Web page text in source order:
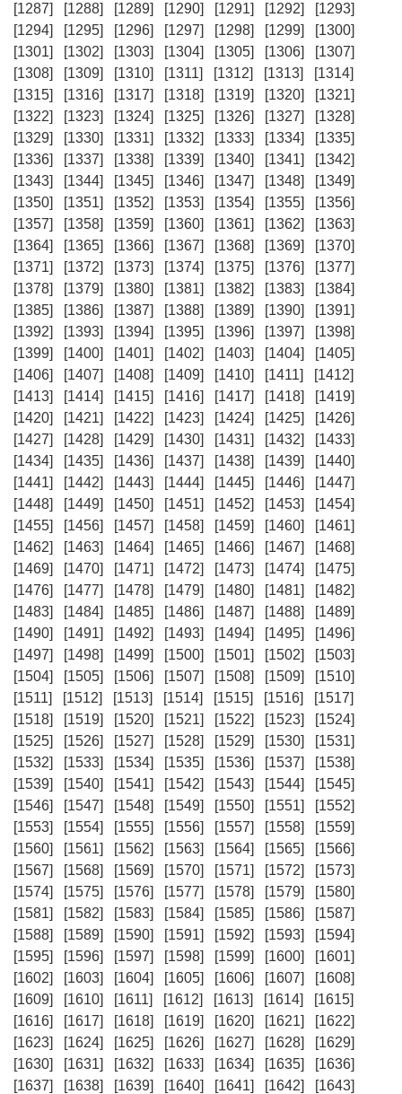
[1287]
[1288] [1289] [1290] [1291] [1292]
[1293]
[1294]
[1295] [1296] [1297] [1298] [1299]
[1300]
[1301]
[1302] [1303] [1304] [1305] [1306]
[1307]
[1308]
[1309] [1310] [1311] [1312] [1313]
[1314]
[1315]
[1316] [1317] [1318] [1319] [1320]
[1321]
[1322]
[1323] [1324] [1325] [1326] [1327]
[1328]
[1329]
[1330] [1331] [1332] [1333] [1334]
[1335]
[1336]
[1337] [1338] [1339] [1340] [1341]
[1342]
[1343]
[1344] [1345] [1346] [1347] [1348]
[1349]
[1350]
[1351] [1352] [1353] [1354] [1355]
[1356]
[1357]
[1358] [1359] [1360] [1361] [1362]
[1363]
[1364]
[1365] [1366] [1367] [1368] [1369]
[1370]
[1371]
[1372] [1373] [1374] [1375] [1376]
[1377]
[1378]
[1379] [1380] [1381] [1382] [1383]
[1384]
[1385]
[1386] [1387] [1388] [1389] [1390]
[1391]
[1392]
[1393] [1394] [1395] [1396] [1397]
[1398]
[1399]
[1400] [1401] [1402] [1403] [1404]
[1405]
[1406]
[1407] [1408] [1409] [1410] [1411]
[1412]
[1413]
[1414] [1415] [1416] [1417] [1418]
[1419]
[1420]
[1421] [1422] [1423] [1424] [1425]
[1426]
[1427]
[1428] [1429] [1430] [1431] [1432]
[1433]
[1434]
[1435] [1436] [1437] [1438] [1439]
[1440]
[1441]
[1442] [1443] [1444] [1445] [1446]
[1447]
[1448]
[1449] [1450] [1451] [1452] [1453]
[1454]
[1455]
[1456] [1457] [1458] [1459] [1460]
[1461]
[1462]
[1463] [1464] [1465] [1466] [1467]
[1468]
[1469]
[1470] [1471] [1472] [1473] [1474]
[1475]
[1476]
[1477] [1478] [1479] [1480] [1481]
[1482]
[1483]
[1484] [1485] [1486] [1487] [1488]
[1489]
[1490]
[1491] [1492] [1493] [1494] [1495]
[1496]
[1497]
[1498] [1499] [1500] [1501] [1502]
[1503]
[1504]
[1505] [1506] [1507] [1508] [1509]
[1510]
[1511]
[1512] [1513] [1514] [1515] [1516]
[1517]
[1518]
[1519] [1520] [1521] [1522] [1523]
[1524]
[1525]
[1526] [1527] [1528] [1529] [1530]
[1531]
[1532]
[1533] [1534] [1535] [1536] [1537]
[1538]
[1539]
[1540] [1541] [1542] [1543] [1544]
[1545]
[1546]
[1547] [1548] [1549] [1550] [1551]
[1552]
[1553]
[1554] [1555] [1556] [1557] [1558]
[1559]
[1560]
[1561] [1562] [1563] [1564] [1565]
[1566]
[1567]
[1568] [1569] [1570] [1571] [1572]
[1573]
[1574]
[1575] [1576] [1577] [1578] [1579]
[1580]
[1581]
[1582] [1583] [1584] [1585] [1586]
[1587]
[1588]
[1589] [1590] [1591] [1592] [1593]
[1594]
[1595]
[1596] [1597] [1598] [1599] [1600]
[1601]
[1602]
[1603] [1604] [1605] [1606] [1607]
[1608]
[1609]
[1610] [1611] [1612] [1613] [1614]
[1615]
[1616]
[1617] [1618] [1619] [1620] [1621]
[1622]
[1623]
[1624] [1625] [1626] [1627] [1628]
[1629]
[1630]
[1631] [1632] [1633] [1634] [1635]
[1636]
[1637]
[1638] [1639] [1640] [1641] [1642]
[1643]